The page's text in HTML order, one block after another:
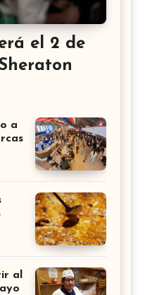
el 2 de
a
al